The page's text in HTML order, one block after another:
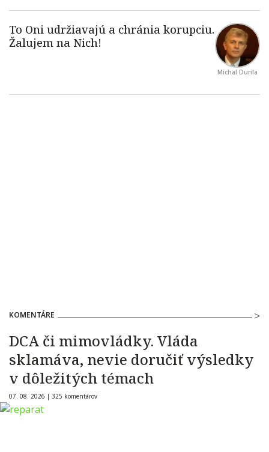
Michal Durila
KOMENTÁRE
DCA či mimovládky. Vláda
sklamáva, nevie doručiť výsledky
v dôležitých témach
07. 08. 2026 | 325 komentárov